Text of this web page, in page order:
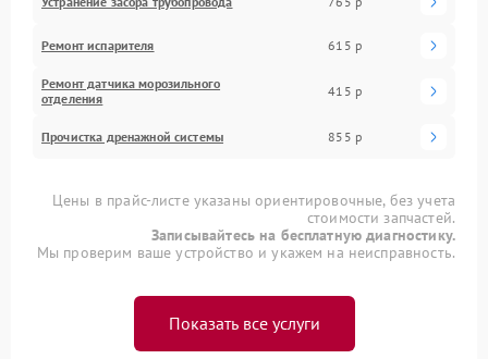
Ремонт испарителя 615 р
Ремонт датчика морозильного
отделения
415 р
Прочистка дренажной системы 855 р
Цены в прайс-листе указаны ориентировочные, без учета
стоимости запчастей.
Записывайтесь на бесплатную диагностику.
Мы проверим ваше устройство и укажем на неисправность.
Показать все услуги